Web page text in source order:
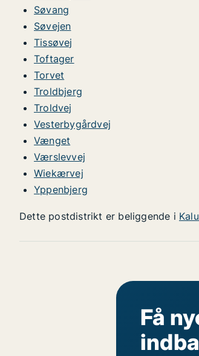
Søvang
Søvejen
Tissøvej
Toftager
Torvet
Troldbjerg
Troldvej
Vesterbygårdvej
Vænget
Værslevvej
Wiekærvej
Yppenbjerg
Dette postdistrikt er beliggende i
Få